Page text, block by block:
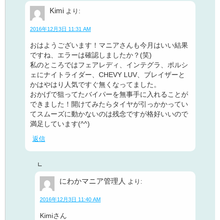
Kimi より:
2016年12月3日 11:31 AM
おはようございます！マニアさんも今月はいい結果
ですね、エラーは確認しましたか？(笑)
私のところではフェアレディ、インテグラ、ポルシ
ェにナイトライダー、CHEVY LUV、ブレイザーと
かはやはり人気ですぐ無くなってました。
おかげで狙ってたバイパーを無事手に入れることが
できました！開けてみたらタイヤが引っかかってい
てスムーズに動かないのは残念ですが格好いいので
満足しています(^^)
返信
にわかマニア管理人 より:
2016年12月3日 11:40 AM
Kimiさん